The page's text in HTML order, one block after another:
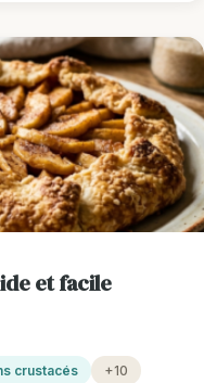
et facile
crustacés +10